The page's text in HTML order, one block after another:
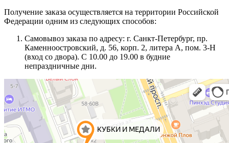
Получение заказа осуществляется на территории Российской
Федерации одним из следующих способов:
Самовывоз заказа по адресу: г. Санкт-Петербург, пр.
Каменноостровский, д. 56, корп. 2, литера А, пом. 3-Н
(вход со двора). С 10.00 до 19.00 в будние
непраздничные дни.